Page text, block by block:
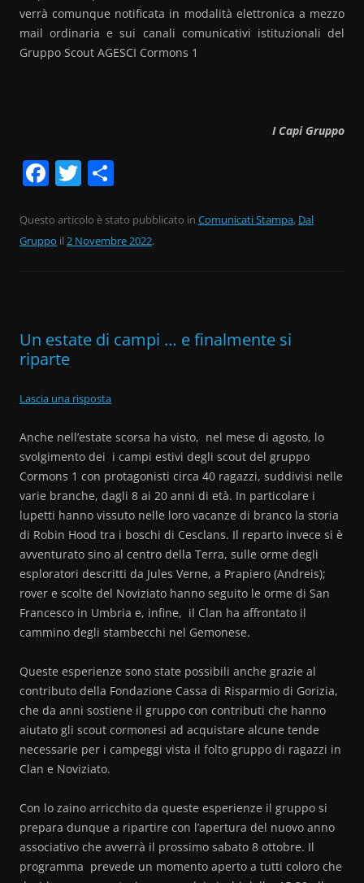
verrà comunque notificata in modalità elettronica a mezzo
mail ordinaria e sui canali comunicativi istituzionali del
Gruppo Scout AGESCI Cormons 1
I Capi Gruppo
F
c
e
o
k
T
itt
er
n
di
Questo articolo è stato pubblicato in Comunicati Stampa, Dal
Gruppo il 2 Novembre 2022.
Un estate di campi … e finalmente si
riparte
Lascia una risposta
Anche nell’estate scorsa ha visto, nel mese di agosto, lo
svolgimento dei i campi estivi degli scout del gruppo
Cormons 1 con protagonisti circa 40 ragazzi, suddivisi nelle
varie branche, dagli 8 ai 20 anni di età. In particolare i
lupetti hanno vissuto nelle loro vacanze di branco la storia
di Robin Hood tra i boschi di Cesclans. Il reparto invece si è
avventurato sino al centro della Terra, sulle orme degli
esploratori descritti da Jules Verne, a Prapiero (Andreis);
rover e scolte del Noviziato hanno seguito le orme di San
Francesco in Umbria e, infine, il Clan ha affrontato il
cammino degli stambecchi nel Gemonese.
Queste esperienze sono state possibili anche grazie al
contributo della Fondazione Cassa di Risparmio di Gorizia,
che da anni sostiene il gruppo con contributi che hanno
aiutato gli scout cormonesi ad acquistare alcune tende
necessarie per i campeggi vista il folto gruppo di ragazzi in
Clan e Noviziato.
Con lo zaino arricchito da queste esperienze il gruppo si
prepara dunque a ripartire con l’apertura del nuovo anno
associativo che avverrà il prossimo sabato 8 ottobre. Il
programma prevede un momento aperto a tutti coloro che